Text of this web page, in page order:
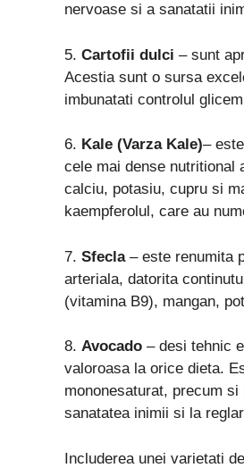
nervoase si a sanatatii
5. Cartofii dulci – sunt
Acestia sunt o sursa
imbunatati controlul
6. Kale (Varza Kale)–
cele mai dense nutritional
calciu, potasiu, cupru si
kaempferolul, care au
7. Sfecla – este renumita
arteriala, datorita
(vitamina B9), mangan,
8. Avocado – desi tehnic
valoroasa la orice dieta.
mononesaturat, precum
sanatatea inimii si la
Includerea unei varietati